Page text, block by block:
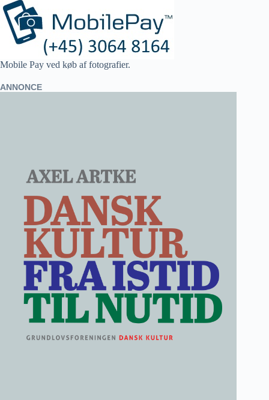
Mobile Pay ved køb af fotografier.
ANNONCE